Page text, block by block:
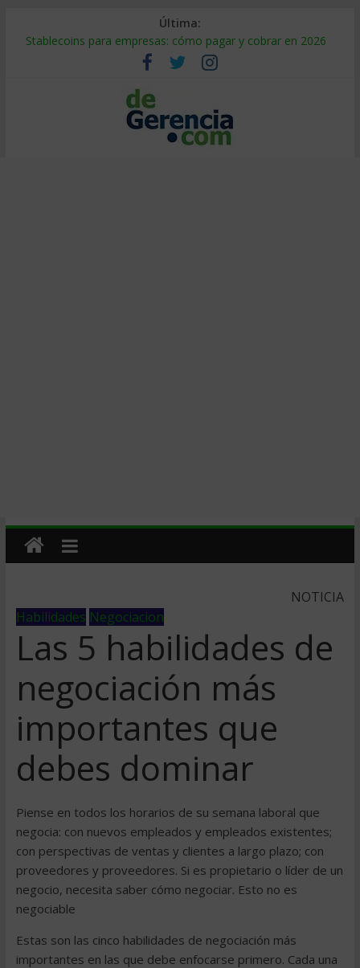
Última:
Stablecoins para empresas: cómo pagar y cobrar en 2026
Despido silencioso: qué es y por qué sale tan caro
IA en selección de personal: cómo auditarla a tiempo
Trabajo forzoso en la cadena de suministro: qué hacer
Mercado hispano de EE. UU.: cómo segmentarlo y venderle
NOTICIA
Habilidades Negociacion
Las 5 habilidades de
negociación más
importantes que
debes dominar
Piense en todos los horarios de su semana laboral que
negocia: con nuevos empleados y empleados existentes;
con perspectivas de ventas y clientes a largo plazo; con
proveedores y proveedores. Si es propietario o líder de un
negocio, necesita saber cómo negociar. Esto no es
negociable
Estas son las cinco habilidades de negociación más
importantes en las que debe enfocarse primero. Cada una